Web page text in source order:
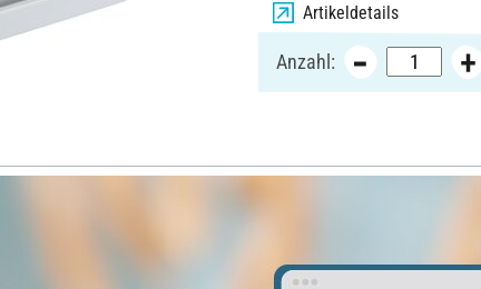
Artikeldetails
Anzahl: